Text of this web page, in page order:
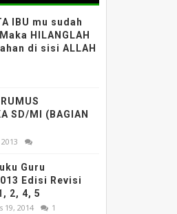
IBU mu sudah
HILANGLAH
di sisi ALLAH
SD/MI (BAGIAN
Guru
Edisi Revisi
2, 4, 5
19, 2014 1